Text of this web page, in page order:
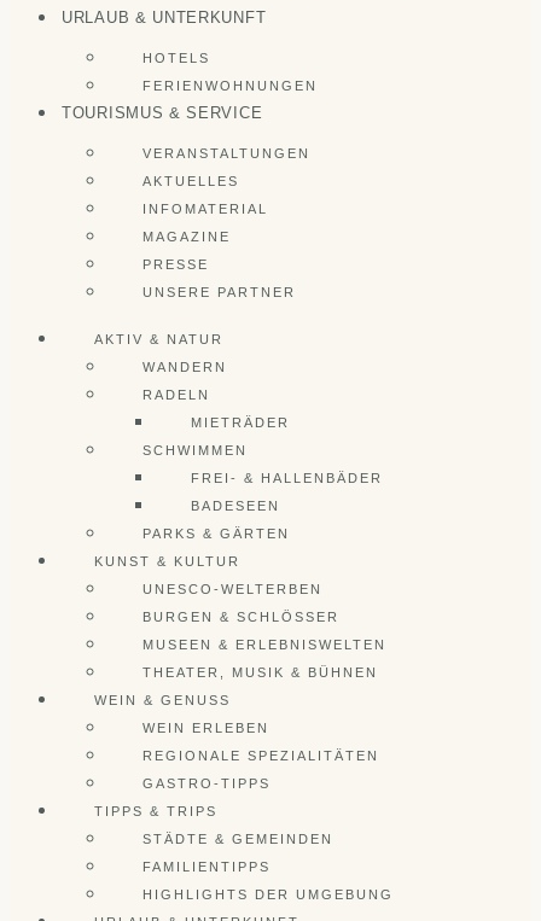
URLAUB & UNTERKUNFT
HOTELS
FERIENWOHNUNGEN
TOURISMUS & SERVICE
VERANSTALTUNGEN
AKTUELLES
INFOMATERIAL
MAGAZINE
PRESSE
UNSERE PARTNER
AKTIV & NATUR
WANDERN
RADELN
MIETRÄDER
SCHWIMMEN
FREI- & HALLENBÄDER
BADESEEN
PARKS & GÄRTEN
KUNST & KULTUR
UNESCO-WELTERBEN
BURGEN & SCHLÖSSER
MUSEEN & ERLEBNISWELTEN
THEATER, MUSIK & BÜHNEN
WEIN & GENUSS
WEIN ERLEBEN
REGIONALE SPEZIALITÄTEN
GASTRO-TIPPS
TIPPS & TRIPS
STÄDTE & GEMEINDEN
FAMILIENTIPPS
HIGHLIGHTS DER UMGEBUNG